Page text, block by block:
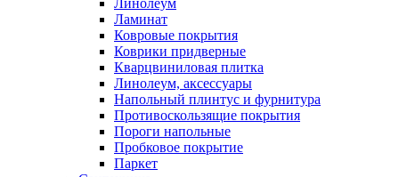
Ламинат
Ковровые покрытия
Коврики придверные
Кварцвиниловая плитка
Линолеум, аксессуары
Напольный плинтус и фурнитура
Противоскользящие покрытия
Пороги напольные
Пробковое покрытие
Паркет